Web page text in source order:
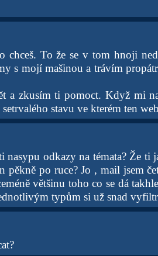
chceš. To že se v tom hnoji
s mojí mašinou a trávím
a zkusím ti pomoct. Když mi
stavu ve kterém ten
nasypu odkazy na témata? Že ti
pěkně po ruce? Jo , mail jsem
většinu toho co se dá
typům si už snad